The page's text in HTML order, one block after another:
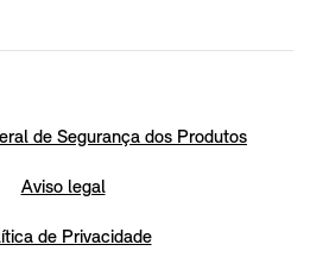
de Segurança dos Produtos
Aviso legal
de Privacidade